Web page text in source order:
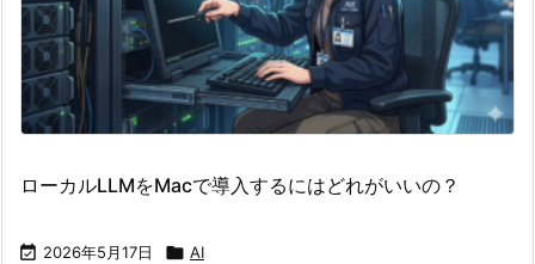
ローカルLLMをMacで導入するにはどれがいいの？
 2026年5月17日  AI